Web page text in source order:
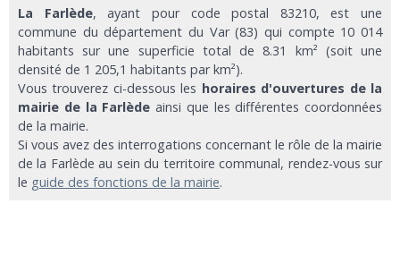
La Farlède, ayant pour code postal 83210, est une
commune du département du Var (83) qui compte 10 014
habitants sur une superficie total de 8.31 km² (soit une
densité de 1 205,1 habitants par km²).
Vous trouverez ci-dessous les horaires d'ouvertures de la
mairie de la Farlède ainsi que les différentes coordonnées
de la mairie.
Si vous avez des interrogations concernant le rôle de la mairie
de la Farlède au sein du territoire communal, rendez-vous sur
le guide des fonctions de la mairie.